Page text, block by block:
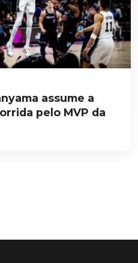
assume a
pelo MVP da